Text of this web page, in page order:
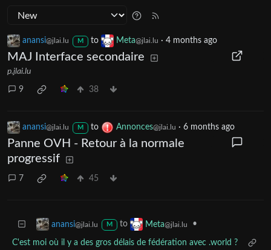
anansi@jlai.lu M to Meta@jlai.lu · 4 months ago
MAJ Interface secondaire
p.jlai.lu
9 38
anansi@jlai.lu M to Annonces@jlai.lu · 6 months ago
Panne OVH - Retour à la normale
progressif
7 45
anansi@jlai.lu M to Meta@jlai.lu •
C'est moi où il y a des gros délais de fédération avec .world ?